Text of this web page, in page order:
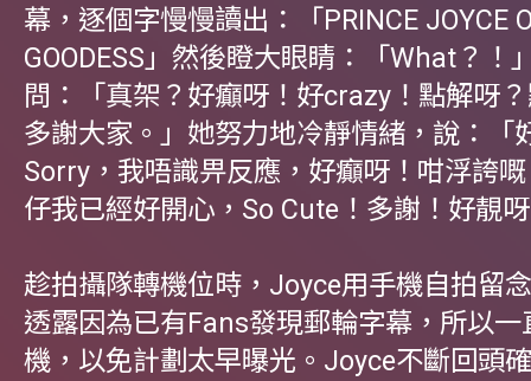
幕，逐個字慢慢讀出：「PRINCE JOYCE
GOODESS」然後瞪大眼睛：「What？！
問：「真架？好癲呀！好crazy！點解呀
多謝大家。」她努力地冷靜情緒，說：「
Sorry，我唔識畀反應，好癲呀！咁浮誇
仔我已經好開心，So Cute！多謝！好靚
趁拍攝隊轉機位時，Joyce用手機自拍留
透露因為已有Fans發現郵輪字幕，所以
機，以免計劃太早曝光。Joyce不斷回頭